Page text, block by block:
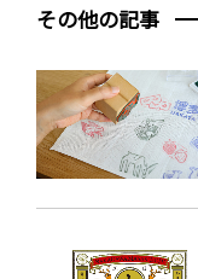
その他の記事